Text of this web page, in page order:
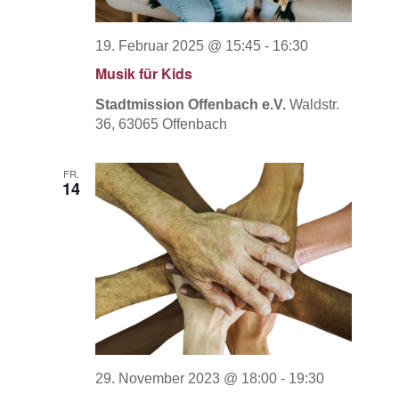
Musik für Kids
19. Februar 2025 @ 15:45 - 16:30
Stadtmission Offenbach e.V.Waldstr.
36, 63065 Offenbach
FR.
14
29. November 2023 @ 18:00 - 19:30